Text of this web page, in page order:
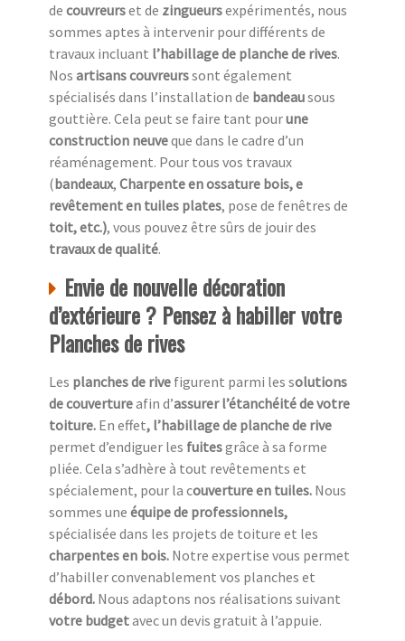
de couvreurset de zingueursexpérimentés, nous
sommes aptes à intervenir pour différents de
travaux incluant l’habillage de planche de rives.
Nos artisans couvreurssont également
spécialisés dans l’installation de bandeausous
gouttière. Cela peut se faire tant pourune
construction neuveque dans le cadre d’un
réaménagement. Pour tous vos travaux
(bandeaux, Charpente en ossature bois, e
revêtement en tuiles plates, pose de fenêtres de
toit, etc.), vous pouvez être sûrs de jouir des
travaux de qualité.
Envie de nouvelle décoration
d’extérieure ? Pensez à habiller votre
Planches de rives
Les planches de rive figurent parmi les solutions
de couvertureafin d’assurer l’étanchéité de votre
toiture. En effet, l’habillage de planche de rive
permet d’endiguer les fuitesgrâce à sa forme
pliée. Cela s’adhère à tout revêtements et
spécialement, pour la couverture en tuiles. Nous
sommes une équipe de professionnels,
spécialisée dans les projets de toiture et les
charpentes en bois. Notre expertise vous permet
d’habiller convenablement vos planches et
débord. Nous adaptons nos réalisations suivant
votre budgetavec un devis gratuit à l’appuie.